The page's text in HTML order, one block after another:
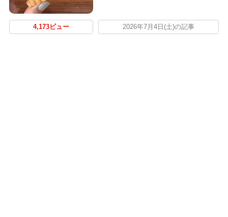
4,173ビュー 2026年7月4日(土)の記事